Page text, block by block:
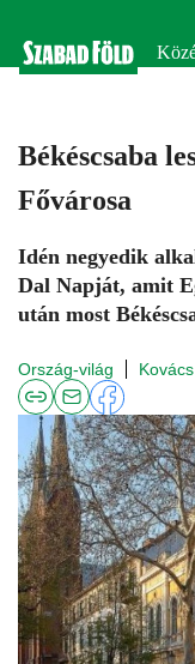
Békéscsaba
Fővárosa
Idén negyedik
Dal Napját, amit
után most
Ország-világ